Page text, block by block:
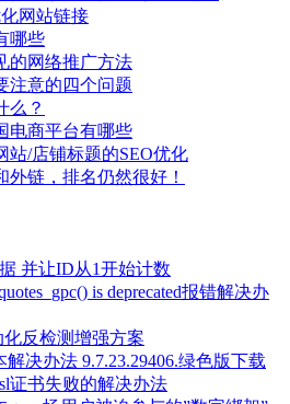
网站链接
哪些
的网络推广方法
注意的四个问题
么？
电商平台有哪些
站/店铺标题的SEO优化
外链，排名仍然很好！
并让ID从1开始计数
is deprecated报错解决办
化反检测增强方案
决办法 9.7.23.29406.绿色版下载
证书失败的解决办法